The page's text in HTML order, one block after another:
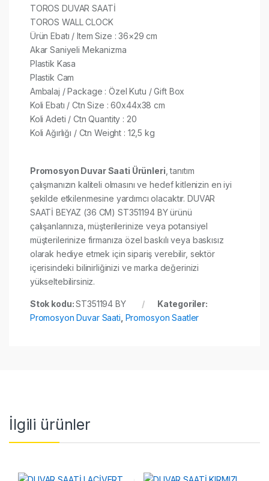
TOROS DUVAR SAATİ
TOROS WALL CLOCK
Ürün Ebatı / Item Size : 36×29 cm
Akar Saniyeli Mekanizma
Plastik Kasa
Plastik Cam
Ambalaj / Package : Özel Kutu / Gift Box
Koli Ebatı / Ctn Size : 60x44x38 cm
Koli Adeti / Ctn Quantity : 20
Koli Ağırlığı / Ctn Weight : 12,5 kg​
Promosyon Duvar Saati Ürünleri , tanıtım
çalışmanızın kaliteli olmasını ve hedef kitlenizin en iyi
şekilde etkilenmesine yardımcı olacaktır. DUVAR
SAATİ BEYAZ (36 CM) ST351194 BY ürünü
çalışanlarınıza, müşterilerinize veya potansiyel
müşterilerinize firmanıza özel baskılı veya baskısız
olarak hediye etmek için sipariş verebilir, sektör
içerisindeki bilinirliğinizi ve marka değerinizi
yükseltebilirsiniz.
Stok kodu:ST351194 BY
Kategoriler:
Promosyon Duvar Saati Promosyon Saatler
İlgili ürünler